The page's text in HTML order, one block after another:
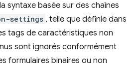
syntaxe basée sur des chaînes
settings , telle que définie dans
tags de caractéristiques non
sont ignorés conformément
formulaires binaires ou non